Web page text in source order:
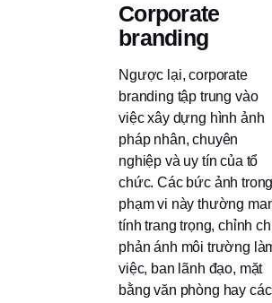
Corporate
branding
Ngược lại, corporate
branding tập trung vào
việc xây dựng hình ảnh
pháp nhân, chuyên
nghiệp và uy tín của tổ
chức. Các bức ảnh trong
phạm vi này thường
tính trang trọng, chỉnh
phản ánh môi trường
việc, ban lãnh đạo, mặt
bằng văn phòng hay các